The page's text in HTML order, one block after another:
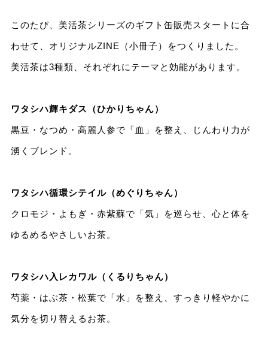
このたび、美活茶シリーズのギフト缶販売スタートに合
わせて、オリジナルZINE（小冊子）をつくりました。
美活茶は3種類、それぞれにテーマと効能があります。
ワタシハ輝キダス（ひかりちゃん）
黒豆・なつめ・高麗人参で「血」を整え、じんわり力が
湧くブレンド。
ワタシハ循環シテイル（めぐりちゃん）
クロモジ・よもぎ・赤紫蘇で「気」を巡らせ、心と体を
ゆるめるやさしいお茶。
ワタシハ入レカワル（くるりちゃん）
芍薬・はぶ茶・松葉で「水」を整え、すっきり軽やかに
気分を切り替えるお茶。